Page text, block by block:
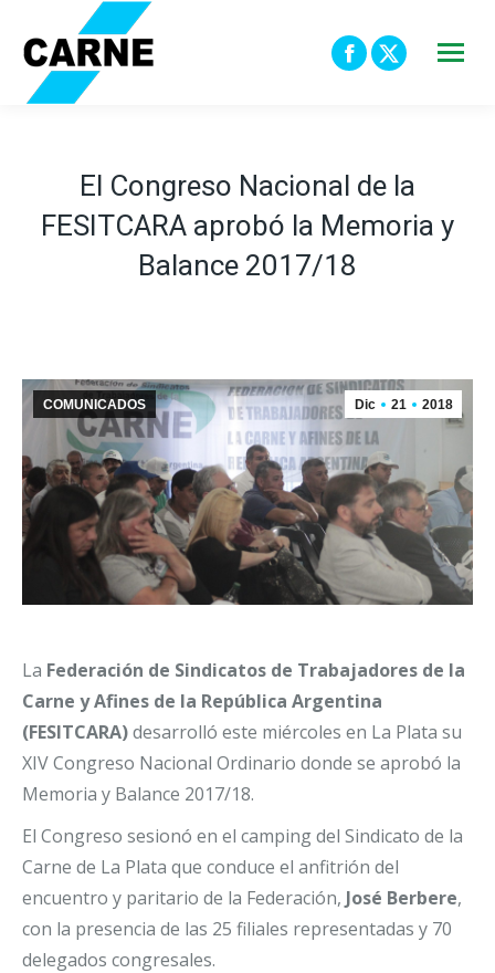
Facebook
in
X
in
new
window
El Congreso Nacional de la
FESITCARA aprobó la Memoria y
Balance 2017/18
Dic 21 2018
COMUNICADOS
La Federación de Sindicatos de Trabajadores de la
Carne y Afines de la República Argentina
(FESITCARA)desarrolló este miércoles en La Plata su
XIV Congreso Nacional Ordinario donde se aprobó la
Memoria y Balance 2017/18.
El Congreso sesionó en el camping del Sindicato de la
Carne de La Plata que conduce el anfitrión del
encuentro y paritario de la Federación, José Berbere,
con la presencia de las 25 filiales representadas y 70
delegados congresales.